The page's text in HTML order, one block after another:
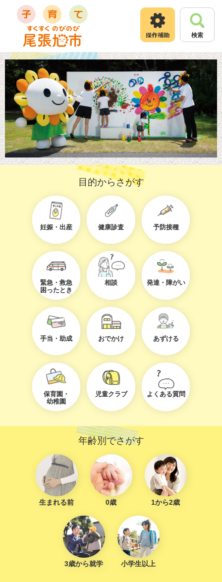
頭
で
す
。
飛
ば
し
て
本
文
へ
検索
目的からさがす
妊娠・出産 健康診査 予防接種
緊急・救急
困ったとき
相談 発達・障がい
手当・助成 おでかけ あずける
保育園・
幼稚園
児童クラブ よくある質問
年齢別でさがす
生まれる前 0歳 1から2歳
3歳から就学 小学生以上